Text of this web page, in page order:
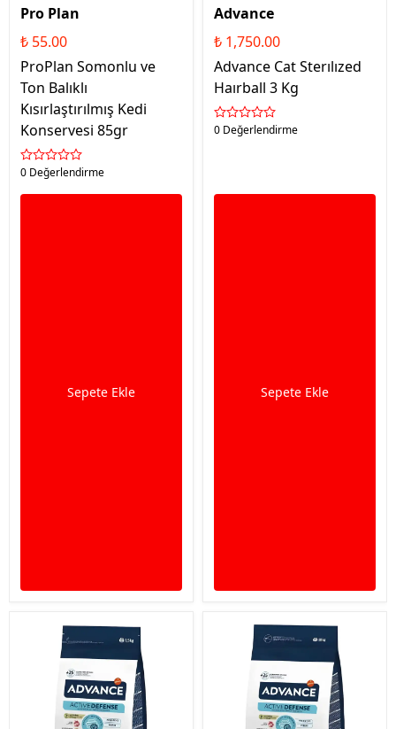
Pro Plan
₺ 55.00
ProPlan Somonlu ve
Ton Balıklı
Kısırlaştırılmış Kedi
Konservesi 85gr
0 Değerlendirme
Sepete Ekle
Advance
₺ 1,750.00
Advance Cat Sterılızed
Haırball 3 Kg
0 Değerlendirme
Sepete Ekle